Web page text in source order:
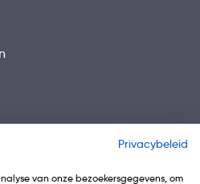
Privacybeleid
van onze bezoekersgegevens, om